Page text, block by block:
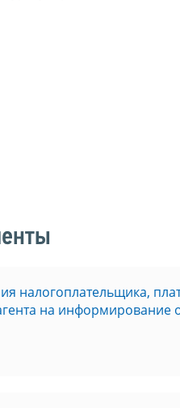
налогоплательщика,
на информирование